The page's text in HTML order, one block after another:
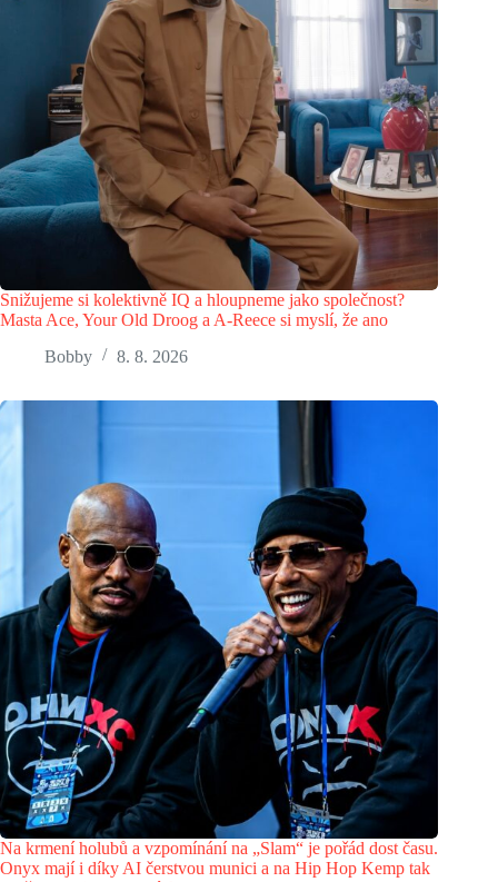
Snižujeme si kolektivně IQ a hloupneme jako společnost?
Masta Ace, Your Old Droog a A-Reece si myslí, že ano
Bobby
8. 8. 2026
Na krmení holubů a vzpomínání na „Slam“ je pořád dost času.
Onyx mají i díky AI čerstvou munici a na Hip Hop Kemp tak